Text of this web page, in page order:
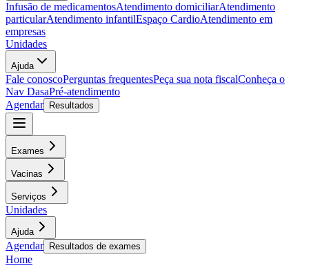
Infusão de medicamentosAtendimento domiciliarAtendimento
particularAtendimento infantilEspaço CardioAtendimento em
empresas
Unidades
Ajuda
Fale conoscoPerguntas frequentesPeça sua nota fiscalConheça o
Nav DasaPré-atendimento
Agendar
Resultados
Exames
Vacinas
Serviços
Unidades
Ajuda
Agendar Resultados de exames
Home